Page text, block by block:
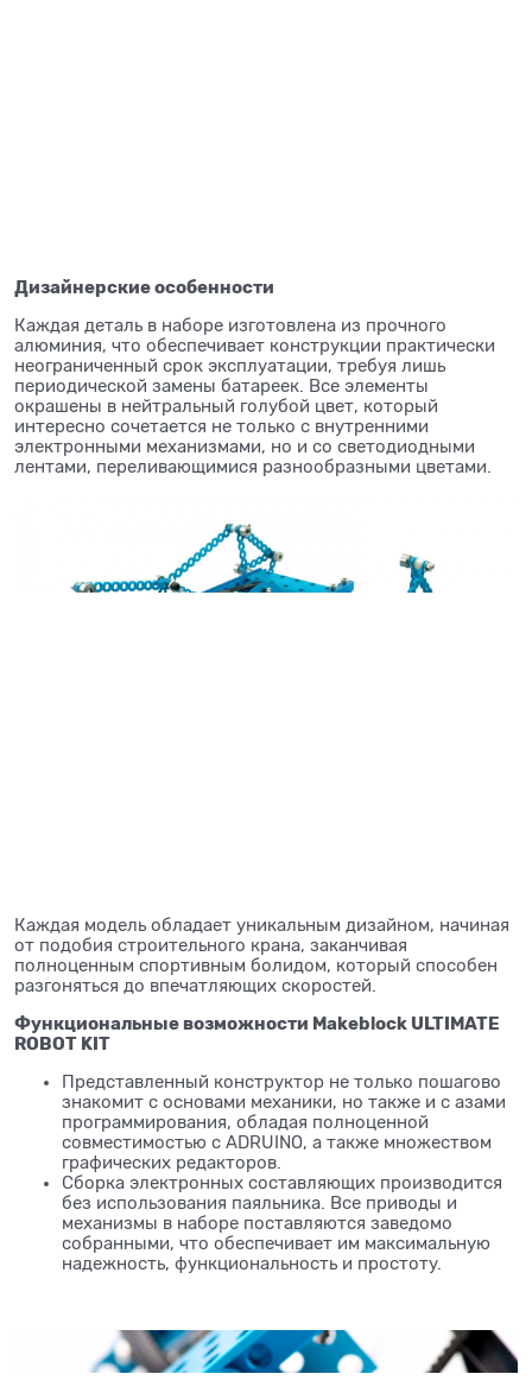
Дизайнерские особенности
Каждая деталь в наборе изготовлена из прочного
алюминия, что обеспечивает конструкции практически
неограниченный срок эксплуатации, требуя лишь
периодической замены батареек. Все элементы
окрашены в нейтральный голубой цвет, который
интересно сочетается не только с внутренними
электронными механизмами, но и со светодиодными
лентами, переливающимися разнообразными цветами.
Каждая модель обладает уникальным дизайном, начиная
от подобия строительного крана, заканчивая
полноценным спортивным болидом, который способен
разгоняться до впечатляющих скоростей.
Функциональные возможности Makeblock ULTIMATE
ROBOT KIT
Представленный конструктор не только пошагово
знакомит с основами механики, но также и с азами
программирования, обладая полноценной
совместимостью с ADRUINO, а также множеством
графических редакторов.
Сборка электронных составляющих производится
без использования паяльника. Все приводы и
механизмы в наборе поставляются заведомо
собранными, что обеспечивает им максимальную
надежность, функциональность и простоту.